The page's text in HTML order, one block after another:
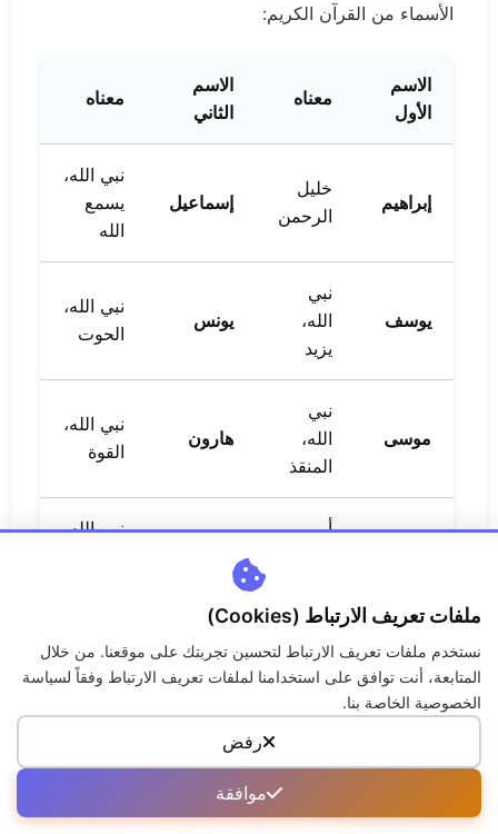
الأسماء من القرآن الكريم:
الاسم
الأول
معناه
الاسم
الثاني
معناه
إبراهيم
خليل
الرحمن
إسماعيل
نبي الله،
يسمع
الله
يوسف
نبي
الله،
يزيد
يونس
نبي الله،
الحوت
موسى
نبي
الله،
المنقذ
هارون
نبي الله،
القوة
أبو
نبي الله
إلياس
نبي
الله
إليسع
الله
خلاصي
الله
صلاح
والخير
سورة سورة
ملفات تعريف الارتباط (Cookies)
نستخدم ملفات تعريف الارتباط لتحسين تجربتك على موقعنا. من خلال
المتابعة، أنت توافق على استخدامنا لملفات تعريف الارتباط وفقاً لسياسة
الخصوصية الخاصة بنا.
رفض
موافقة